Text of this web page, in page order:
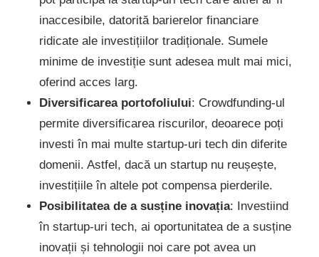
inaccesibile, datorită barierelor financiare
ridicate ale investițiilor tradiționale. Sumele
minime de investiție sunt adesea mult mai mici,
oferind acces larg.
Diversificarea portofoliului: Crowdfunding-ul
permite diversificarea riscurilor, deoarece poți
investi în mai multe startup-uri tech din diferite
domenii. Astfel, dacă un startup nu reușește,
investițiile în altele pot compensa pierderile.
Posibilitatea de a susține inovația: Investiind
în startup-uri tech, ai oportunitatea de a susține
inovații și tehnologii noi care pot avea un